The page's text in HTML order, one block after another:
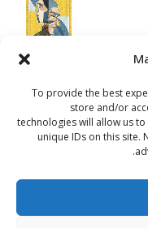
To provide the best
store and/or
technologies will allow us
unique IDs on this site.